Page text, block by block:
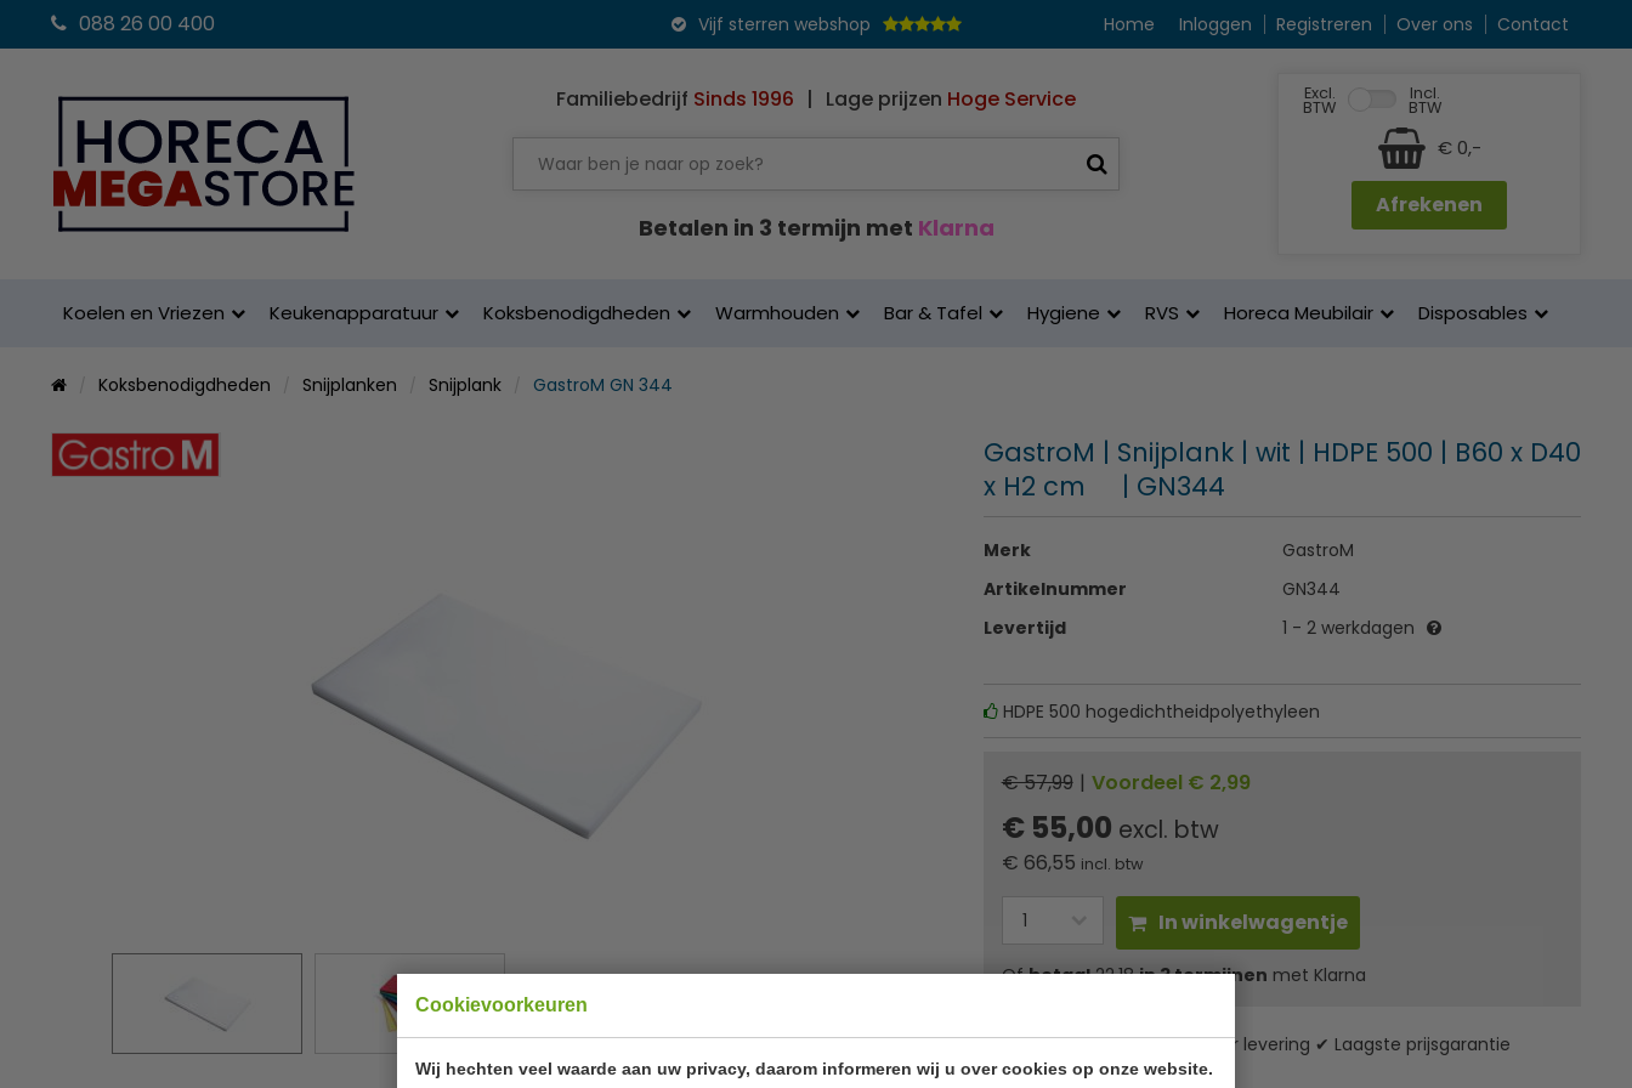
Cookievoorkeuren
Wij hechten veel waarde aan uw privacy, daarom informeren wij u over cookies op onze website.
088 26 00 400 Vijf sterren webshop Home Inloggen Registreren Over ons Contact
Familiebedrijf Sinds 1996 | Lage prijzen Hoge Service
Betalen in 3 termijn met Klarna
Excl.
BTW
Incl.
BTW
€ 0,-
Afrekenen
Koelen en Vriezen Keukenapparatuur Koksbenodigdheden Warmhouden Bar & Tafel Hygiene RVS Horeca Meubilair Disposables
Koksbenodigdheden Snijplanken Snijplank GastroM GN 344
GastroM | Snijplank | wit | HDPE 500 | B60 x D40
x H2 cm | GN344
Merk
GastroM
Artikelnummer
GN344
Levertijd
1 - 2 werkdagen
HDPE 500 hogedichtheidpolyethyleen
€ 57,99 | Voordeel € 2,99
€ 55,00 excl. btw
€ 66,55 incl. btw
In winkelwagentje
Ofbetaal22,18in 3 termijnen met Klarna
✔ Gratis verzending* ✔ 24 uur levering ✔ Laagste prijsgarantie